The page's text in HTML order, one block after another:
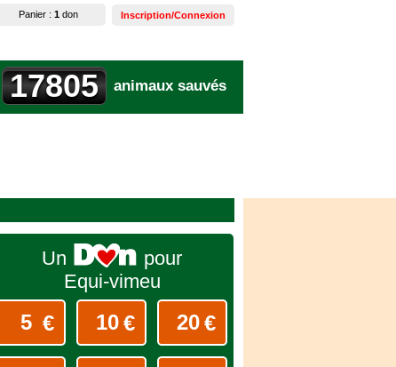
animaux sauvés
17805
Inscription/Connexion
Panier : 1 don
Un
pour
Equi-vimeu
€ € €